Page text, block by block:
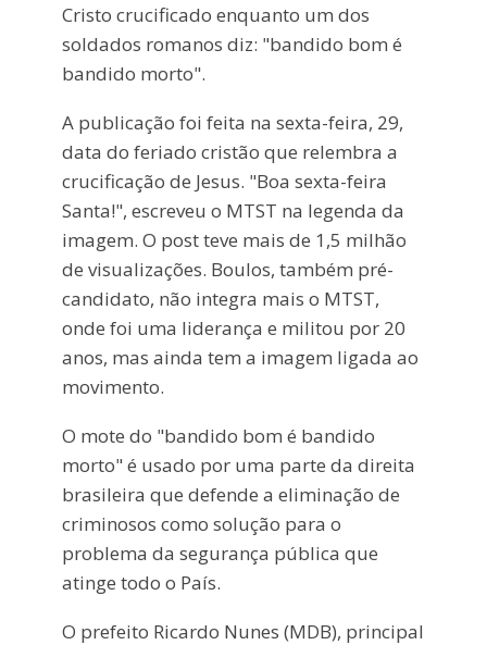
Cristo crucificado enquanto um dos
soldados romanos diz: "bandido bom é
bandido morto".
A publicação foi feita na sexta-feira, 29,
data do feriado cristão que relembra a
crucificação de Jesus. "Boa sexta-feira
Santa!", escreveu o MTST na legenda da
imagem. O post teve mais de 1,5 milhão
de visualizações. Boulos, também pré-
candidato, não integra mais o MTST,
onde foi uma liderança e militou por 20
anos, mas ainda tem a imagem ligada ao
movimento.
O mote do "bandido bom é bandido
morto" é usado por uma parte da direita
brasileira que defende a eliminação de
criminosos como solução para o
problema da segurança pública que
atinge todo o País.
O prefeito Ricardo Nunes (MDB), principal